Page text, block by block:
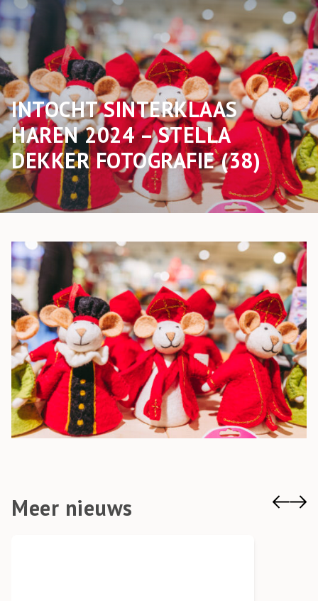
INTOCHT SINTERKLAAS
HAREN 2024 – STELLA
DEKKER FOTOGRAFIE (38)
Meer nieuws